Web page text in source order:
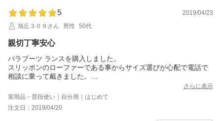
5
2019/04/23
旭丘３０９さん
男性 50代
親切丁寧安心
パラブーツ ランスを購入しました。
スリッポンのローファーである事からサイズ選びが心配で電話で
相談に乗って戴きました。
とても親切にご対応くださり、バッチリのサイズ感の一足を選ぶ
事が出来ました。
ありがとうございました。
梱包もとても綺麗で商品を大切に扱われているお店だなと感じま
さらに表示
実用品・普段使い｜自分用｜はじめて
注文日：2019/04/20